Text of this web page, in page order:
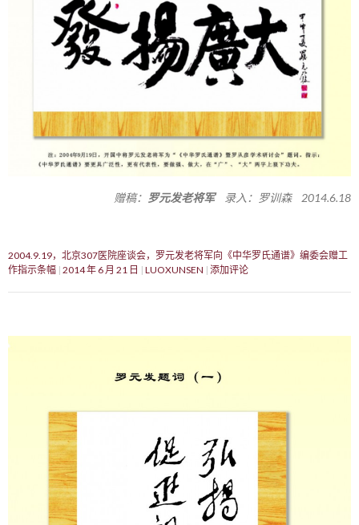
赠稿： 罗元发老将军录入：罗训森 2014.6.18
2004.9.19，北京307医院座谈会，罗元发老将军向《中华罗氏通谱》编委会赠工
作指示条幅 2014 年 6 月 21 日 LUOXUNSEN 添加评论